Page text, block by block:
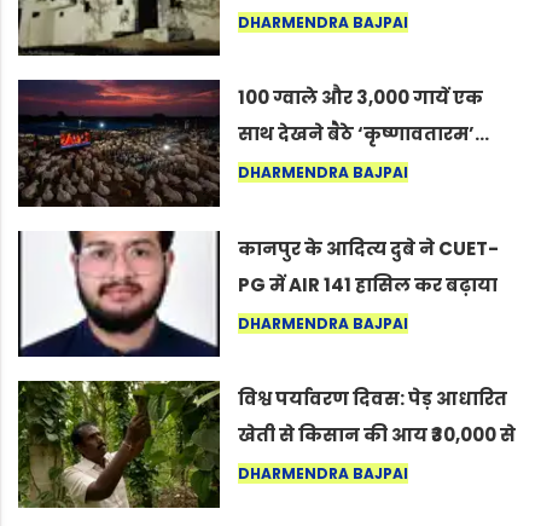
का वह अनकहा अध्याय जो आज भी
DHARMENDRA BAJPAI
100 ग्वाले और 3,000 गायें एक
साथ देखने बैठे ‘कृष्णावतारम’…
नागपुर में दिखा ऐसा नज़ारा कि
कर सकते हैं”
DHARMENDRA BAJPAI
कानपुर के आदित्य दुबे ने CUET-
PG में AIR 141 हासिल कर बढ़ाया
शहर का मान
DHARMENDRA BAJPAI
विश्व पर्यावरण दिवस: पेड़ आधारित
खेती से किसान की आय ₹30,000 से
बढ़कर ₹3 लाख प्रति एकड़ हुई
DHARMENDRA BAJPAI